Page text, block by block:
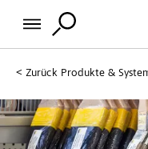
Zurück Produkte &